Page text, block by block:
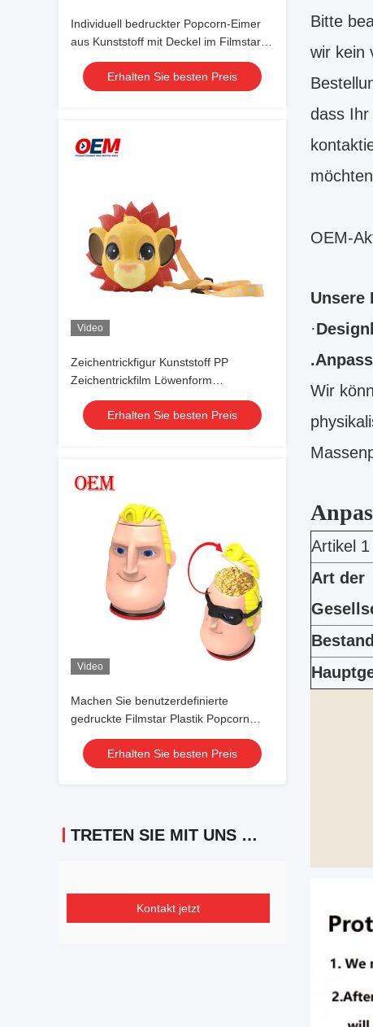
Individuell bedruckter Popcorn-Eimer
aus Kunststoff mit Deckel im Filmstar-
Design
Erhalten Sie besten Preis
Video
Zeichentrickfigur Kunststoff PP
Zeichentrickfilm Löwenform
Popcornbehälter mit Deckel für die
SammlungErhalten Sie besten Preis
Video
Machen Sie benutzerdefinierte
gedruckte Filmstar Plastik Popcorn
Behälter mit Deckel
Erhalten Sie besten Preis
TRETEN SIE MIT UNS IN VERBINDUNG
Kontakt jetzt
Bitte
wir kein
dass Ihr
OEM-
Unsere
·
Wir
Artikel 1
Art der